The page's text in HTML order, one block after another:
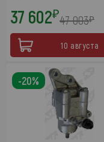
37 602₽47 003₽
10 августа
-20%